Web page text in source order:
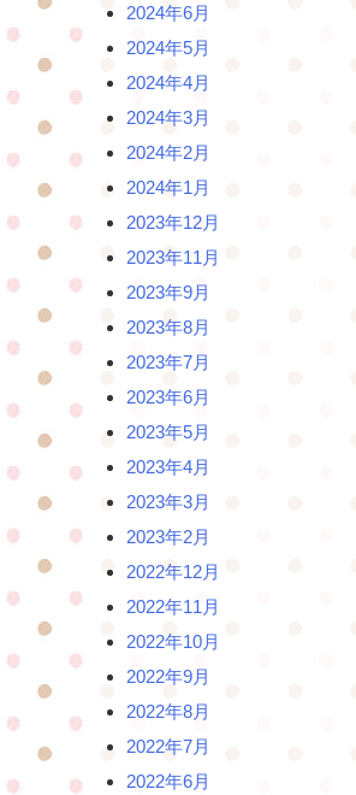
2024年6月
2024年5月
2024年4月
2024年3月
2024年2月
2024年1月
2023年12月
2023年11月
2023年9月
2023年8月
2023年7月
2023年6月
2023年5月
2023年4月
2023年3月
2023年2月
2022年12月
2022年11月
2022年10月
2022年9月
2022年8月
2022年7月
2022年6月